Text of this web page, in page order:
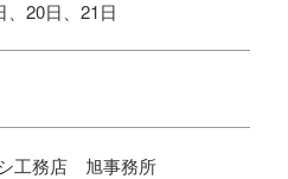
、20日、21日
工務店 旭事務所